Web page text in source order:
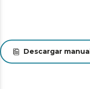
Descargar manual